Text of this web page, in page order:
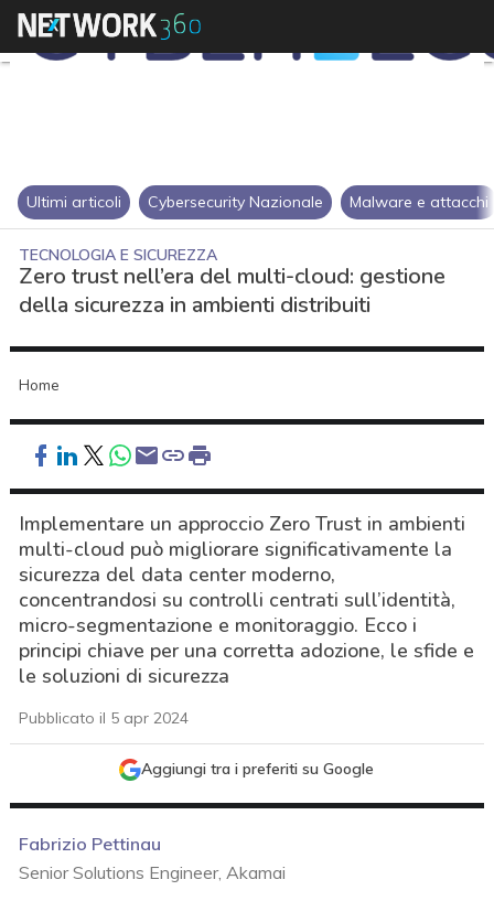
Ultimi articoli Cybersecurity Nazionale Malware e attacchi
TECNOLOGIA E SICUREZZA
Zero trust nell’era del multi-cloud: gestione
della sicurezza in ambienti distribuiti
Home
Implementare un approccio Zero Trust in ambienti
multi-cloud può migliorare significativamente la
sicurezza del data center moderno,
concentrandosi su controlli centrati sull’identità,
micro-segmentazione e monitoraggio. Ecco i
principi chiave per una corretta adozione, le sfide e
le soluzioni di sicurezza
Pubblicato il 5 apr 2024
Aggiungi tra i preferiti su Google
Fabrizio Pettinau
Senior Solutions Engineer, Akamai